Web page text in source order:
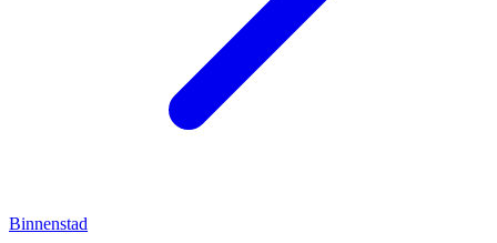
Binnenstad